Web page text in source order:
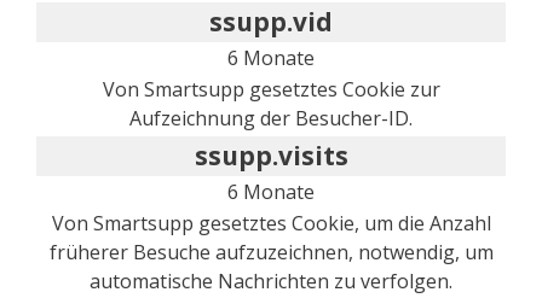
ssupp.vid
6 Monate
Von Smartsupp gesetztes Cookie zur
Aufzeichnung der Besucher-ID.
ssupp.visits
6 Monate
Von Smartsupp gesetztes Cookie, um die Anzahl
früherer Besuche aufzuzeichnen, notwendig, um
automatische Nachrichten zu verfolgen.